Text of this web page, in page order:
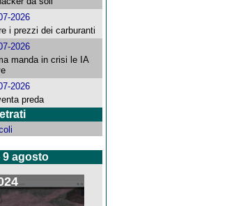
2026
i prezzi dei carburanti
2026
manda in crisi le IA
2026
preda
agosto